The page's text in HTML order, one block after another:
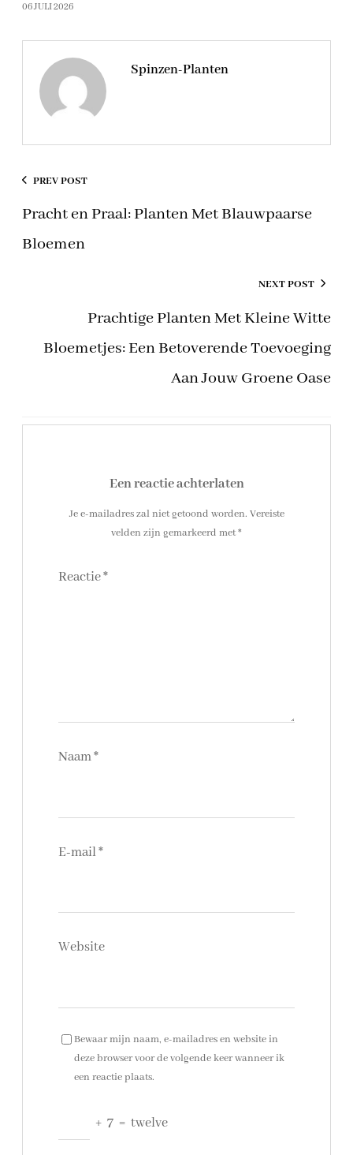
06 JULI 2026
Spinzen-Planten
PREV POST
Pracht en Praal: Planten Met Blauwpaarse
Bloemen
NEXT POST
Prachtige Planten Met Kleine Witte
Bloemetjes: Een Betoverende Toevoeging
Aan Jouw Groene Oase
Een reactie achterlaten
Je e-mailadres zal niet getoond worden. Vereiste
velden zijn gemarkeerd met*
Reactie*
Naam*
E-mail*
Website
Bewaar mijn naam, e-mailadres en website in
deze browser voor de volgende keer wanneer ik
een reactie plaats.
+ 7 = twelve